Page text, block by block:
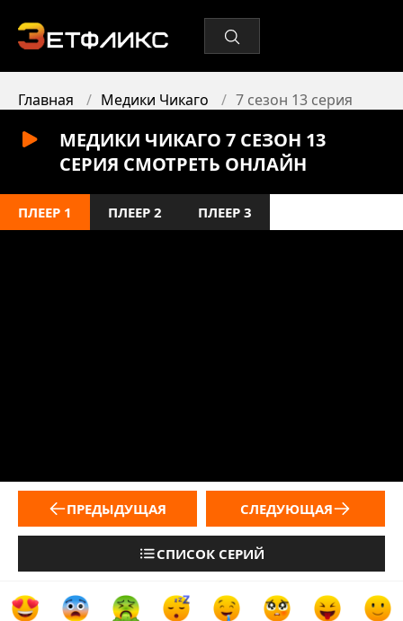
Главная Медики Чикаго 7 сезон 13 серия
МЕДИКИ ЧИКАГО 7 СЕЗОН 13
СЕРИЯ СМОТРЕТЬ ОНЛАЙН
ПЛЕЕР 1 ПЛЕЕР 2 ПЛЕЕР 3
ПРЕДЫДУЩАЯ
СПИСОК СЕРИЙ
СЛЕДУЮЩАЯ